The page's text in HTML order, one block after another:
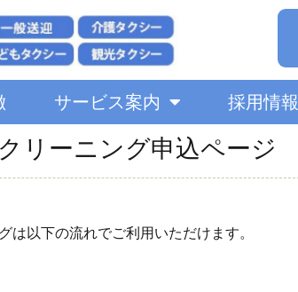
サービス案内 採用情報
リーニング申込ページ
は以下の流れでご利用いただけます。